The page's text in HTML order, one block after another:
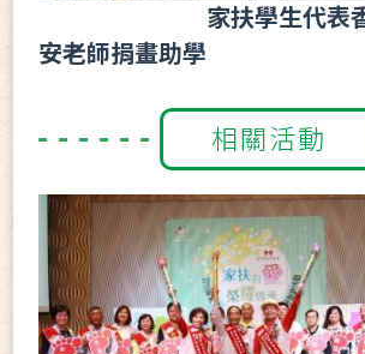
家扶學生代表香君
安老師捐畫助學
相關活動